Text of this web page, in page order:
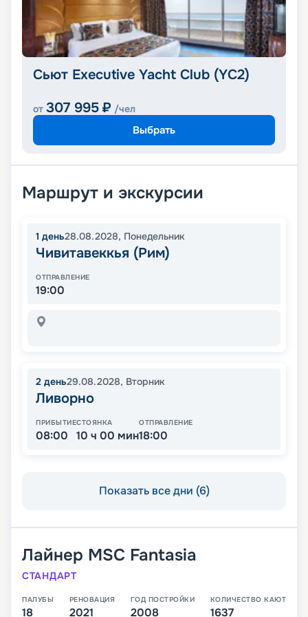
Сьют Executive Yacht Club (YC2)
от 307 995 ₽ /чел
Выбрать
Маршрут и экскурсии
1 день28.08.2028, Понедельник
Чивитавеккья (Рим)
ОТПРАВЛЕНИЕ
19:00
2 день29.08.2028, Вторник
Ливорно
ПРИБЫТИЕ
08:00
СТОЯНКА
10 ч 00 мин
ОТПРАВЛЕНИЕ
18:00
Показать все дни (6)
Лайнер MSC Fantasia
СТАНДАРТ
ПАЛУБЫ
18
РЕНОВАЦИЯ
2021
ГОД ПОСТРОЙКИ
2008
КОЛИЧЕСТВО КАЮТ
1637